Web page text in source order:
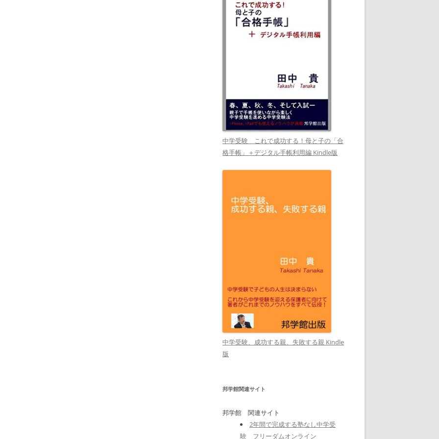
中学受験 これで成功する！母と子の「合
格手帳」＋デジタル手帳利用編 Kindle版
中学受験、成功する親、失敗する親 Kindle
版
邦学館関連サイト
邦学館 関連サイト
2年間で完成する塾なし中学受
験 フリーダムオンライン